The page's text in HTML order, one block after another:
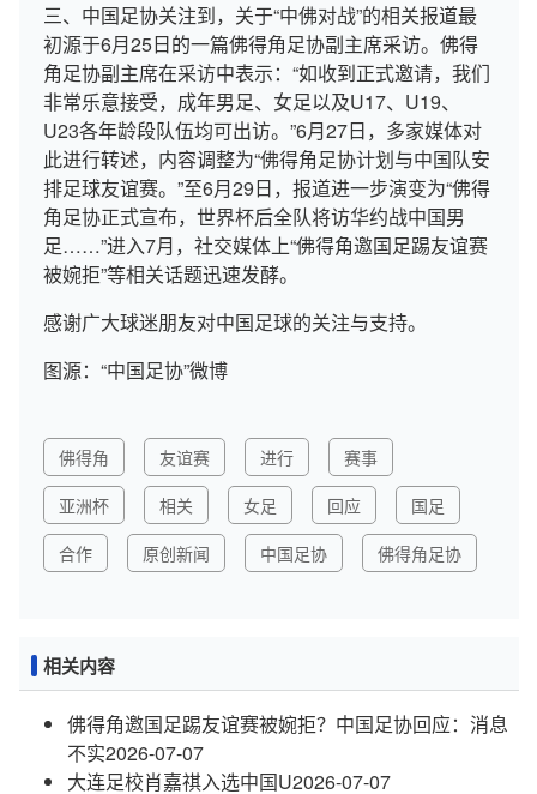
三、中国足协关注到，关于“中佛对战”的相关报道最
初源于6月25日的一篇佛得角足协副主席采访。佛得
角足协副主席在采访中表示：“如收到正式邀请，我们
非常乐意接受，成年男足、女足以及U17、U19、
U23各年龄段队伍均可出访。”6月27日，多家媒体对
此进行转述，内容调整为“佛得角足协计划与中国队安
排足球友谊赛。”至6月29日，报道进一步演变为“佛得
角足协正式宣布，世界杯后全队将访华约战中国男
足……”进入7月，社交媒体上“佛得角邀国足踢友谊赛
被婉拒”等相关话题迅速发酵。
感谢广大球迷朋友对中国足球的关注与支持。
图源：“中国足协”微博
佛得角 友谊赛 进行
赛事
亚洲杯
相关 女足 回应
国足
合作
原创新闻 中国足协 佛得角足协
相关内容
佛得角邀国足踢友谊赛被婉拒？中国足协回应：消息
不实2026-07-07
大连足校肖嘉祺入选中国U2026-07-07